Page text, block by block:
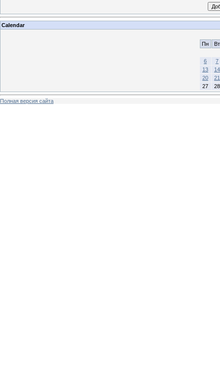
Calendar
Пн Вт
6
7
13
14
20
21
27
28
Полная версия сайта